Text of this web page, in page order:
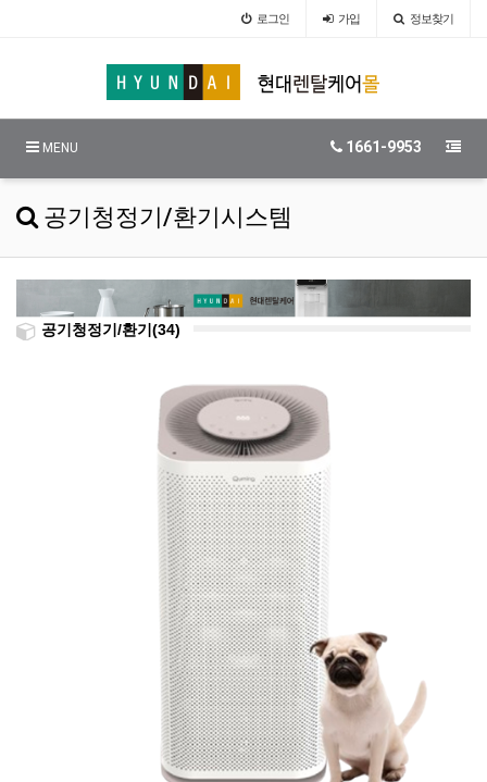
로그인 가입 정보찾기
MENU 1661-9953
공기청정기/환기시스템
공기청정기/환기(34)